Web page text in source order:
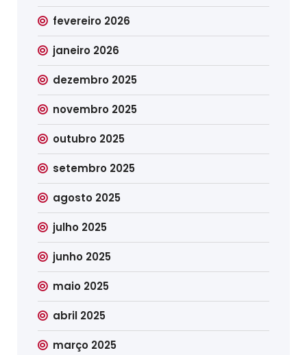
fevereiro 2026
janeiro 2026
dezembro 2025
novembro 2025
outubro 2025
setembro 2025
agosto 2025
julho 2025
junho 2025
maio 2025
abril 2025
março 2025